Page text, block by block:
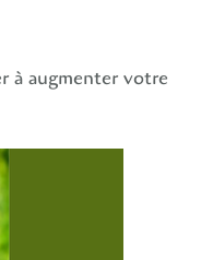
à augmenter votre